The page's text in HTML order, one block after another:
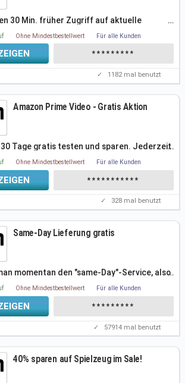
30 Min. früher Zugriff auf aktuelle
…
Ohne Mindestbestellwert Für alle Kunden
*********
✓ 1182mal benutzt
Amazon Prime Video - Gratis Aktion
Tage gratis testen und sparen. Jederzeit…
Ohne Mindestbestellwert Für alle Kunden
***********
✓ 328 mal benutzt
Same-Day Lieferung gratis
momentan den "same-Day"-Service, also…
Ohne Mindestbestellwert Für alle Kunden
*********
✓ 57914 mal benutzt
40% sparen auf Spielzeug im Sale!